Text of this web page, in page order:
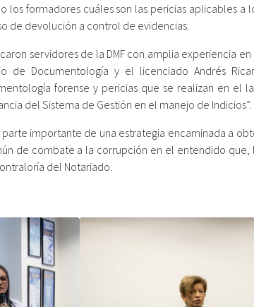
los formadores cuáles son las pericias aplicables
de devolución a control de evidencias.
servidores de la DMF con amplia experiencia
de Documentología y el licenciado Andrés
forense y pericias que se realizan en el
del Sistema de Gestión en el manejo de Indicios”.
importante de una estrategia encaminada a
de combate a la corrupción en el entendido que,
del Notariado.